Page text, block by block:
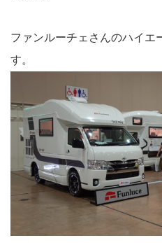
ファンルーチェさんのハイエ
す。